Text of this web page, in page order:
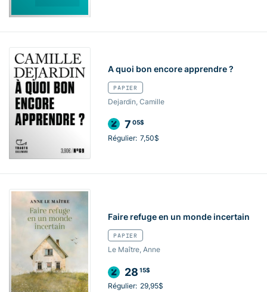
A quoi bon encore apprendre ?
PAPIER
Dejardin, Camille
7 05$
Régulier: 7,50$
Faire refuge en un monde incertain
PAPIER
Le Maître, Anne
28 15$
Régulier: 29,95$